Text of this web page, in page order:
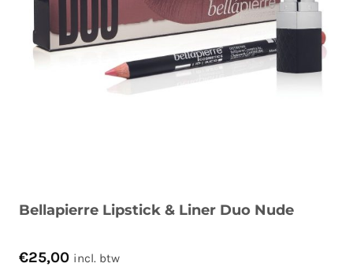
Bellapierre Lipstick & Liner Duo Nude
€25,00 incl. btw